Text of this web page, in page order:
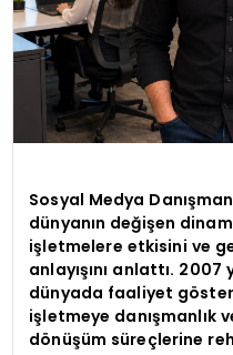
Sosyal Medya
dünyanın değişen
işletmelere etkisini ve
anlayışını anlattı.
dünyada faaliyet
işletmeye danışmanlık
dönüşüm süreçlerine